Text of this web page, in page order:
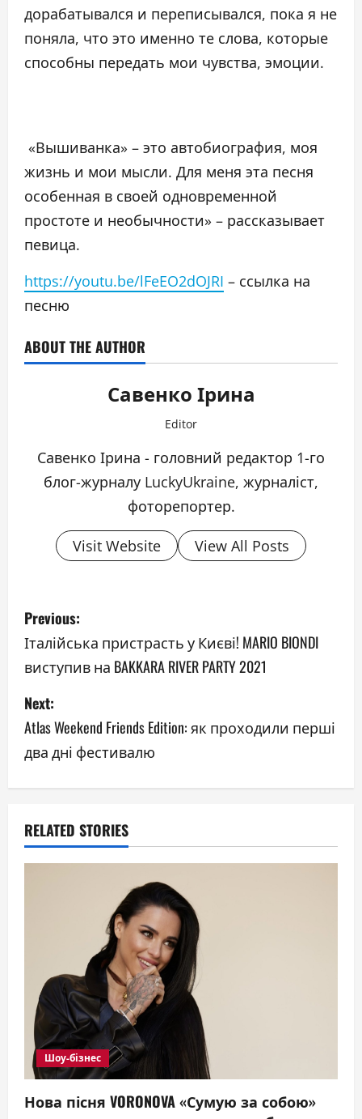
дорабатывался и переписывался, пока я не
поняла, что это именно те слова, которые
способны передать мои чувства, эмоции.
«Вышиванка» – это автобиография, моя
жизнь и мои мысли. Для меня эта песня
особенная в своей одновременной
простоте и необычности» – рассказывает
певица.
https://youtu.be/lFeEO2dOJRI – ссылка на
песню
ABOUT THE AUTHOR
Савенко Ірина
Editor
Савенко Ірина - головний редактор 1-го
блог-журналу LuckyUkraine, журналіст,
фоторепортер.
Visit Website View All Posts
P
o
s
t
n
a
i
o
n
Previous:
Італійська пристрасть у Києві! MARIO BIONDI
виступив на BAKKARA RIVER PARTY 2021
Next:
Atlas Weekend Friends Edition: як проходили перші
два дні фестивалю
RELATED STORIES
Шоу-бізнес
Нова пісня VORONOVA «Сумую за собою»